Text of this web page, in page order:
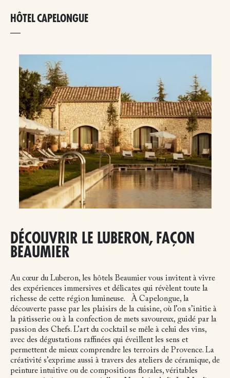
HÔTEL CAPELONGUE
DÉCOUVRIR LE LUBERON, FAÇON
BEAUMIER
Au cœur du Luberon, les hôtels Beaumier vous invitent à vivre
des expériences immersives et délicates qui révèlent toute la
richesse de cette région lumineuse.
À Capelongue, la
découverte passe par les plaisirs de la cuisine, où l’on s’initie à
la pâtisserie ou à la confection de mets savoureux, guidé par la
passion des Chefs. L’art du cocktail se mêle à celui des vins,
avec des dégustations raffinées qui éveillent les sens et
permettent de mieux comprendre les terroirs de Provence. La
créativité s’exprime aussi à travers des ateliers de céramique, de
peinture intuitive ou de compositions florales, véritables